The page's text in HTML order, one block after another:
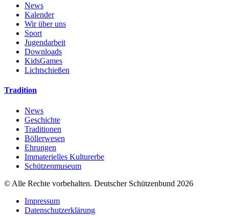
News
Kalender
Wir über uns
Sport
Jugendarbeit
Downloads
KidsGames
Lichtschießen
Tradition
News
Geschichte
Traditionen
Böllerwesen
Ehrungen
Immaterielles Kulturerbe
Schützenmuseum
© Alle Rechte vorbehalten. Deutscher Schützenbund 2026
Impressum
Datenschutzerklärung